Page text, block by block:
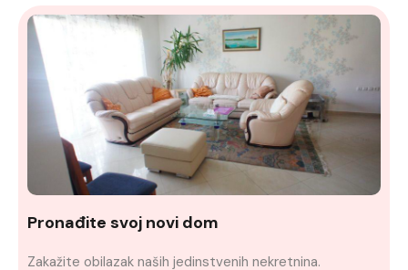
Pronađite svoj novi dom
Zakažite obilazak naših jedinstvenih nekretnina.